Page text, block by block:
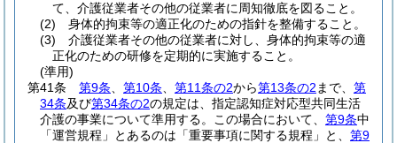
て、介護従業者その他の従業者に周知徹底を図ること。
(2)
身体的拘束等の適正化のための指針を整備すること。
(3)
介護従業者その他の従業者に対し、身体的拘束等の適
正化のための研修を定期的に実施すること。
(準用)
第41条
第9条 第10条 第11条の2から第13条の2 まで、 第
34条及び第34条の2の規定は、指定認知症対応型共同生活
介護の事業について準用する。
この場合において、 第9条中
「運営規程」とあるのは「重要事項に関する規程」と、 第9